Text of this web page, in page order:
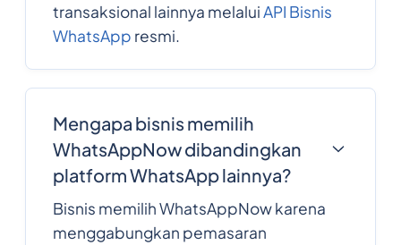
transaksional lainnya melaluiAPI Bisnis
WhatsApp resmi.
Mengapa bisnis memilih
WhatsAppNow dibandingkan
platform WhatsApp lainnya?
Bisnis memilih WhatsAppNow karena
menggabungkan pemasaran